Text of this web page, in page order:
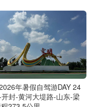
年暑假自驾游DAY 24
封-黄河大堤路-山东-梁